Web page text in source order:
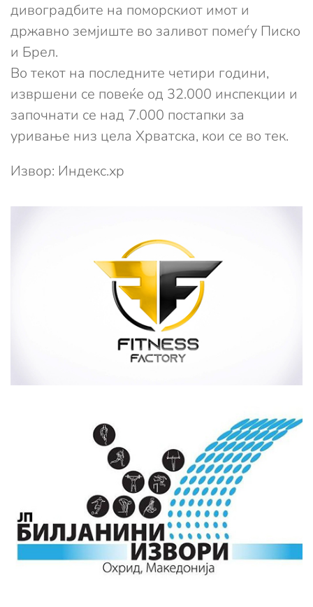
дивоградбите на поморскиот имот и
државно земјиште во заливот помеѓу Писко
и Брел.
Во текот на последните четири години,
извршени се повеќе од 32.000 инспекции и
започнати се над 7.000 постапки за
уривање низ цела Хрватска, кои се во тек.
Извор: Индекс.хр